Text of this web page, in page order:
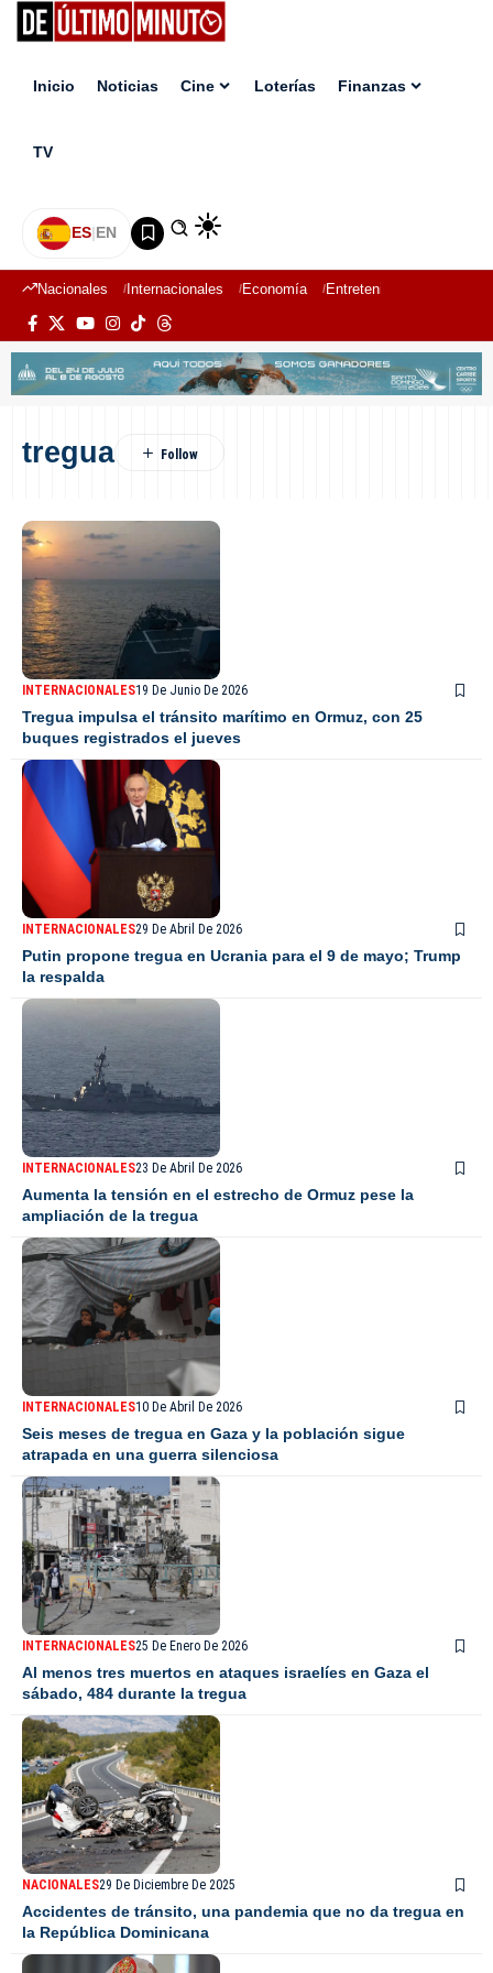
Inicio Noticias Cine Loterías Finanzas
TV
ES|EN
Nacionales Internacionales Economía Entretenimiento
tregua
INTERNACIONALES19 De Junio De 2026
Tregua impulsa el tránsito marítimo en Ormuz, con 25
buques registrados el jueves
INTERNACIONALES29 De Abril De 2026
Putin propone tregua en Ucrania para el 9 de mayo; Trump
la respalda
INTERNACIONALES23 De Abril De 2026
Aumenta la tensión en el estrecho de Ormuz pese la
ampliación de la tregua
INTERNACIONALES10 De Abril De 2026
Seis meses de tregua en Gaza y la población sigue
atrapada en una guerra silenciosa
INTERNACIONALES25 De Enero De 2026
Al menos tres muertos en ataques israelíes en Gaza el
sábado, 484 durante la tregua
NACIONALES29 De Diciembre De 2025
Accidentes de tránsito, una pandemia que no da tregua en
la República Dominicana